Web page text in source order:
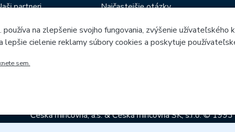
partneri
Najčastejšie otázky
Predajne Českej mincovne
Česká mincovna, a.s. & Česká mincovna SK, s.r.o. ©
na zlepšenie svojho fungovania, zvýšenie užívateľského
lepšie cielenie reklamy súbory cookies a poskytuje
sem.